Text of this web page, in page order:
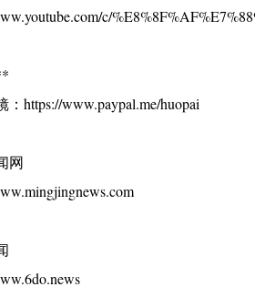
c/
：https://www.paypal.me/huopai
网